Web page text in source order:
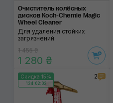
Очиститель колёсных
дисков Koch-Chemie Magic
Wheel Cleaner
Для удаления стойких
загрязнений
1 455 ₴
1 280 ₴
Скидка 15%
134:02:02
2